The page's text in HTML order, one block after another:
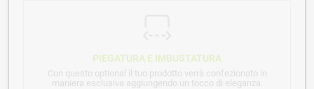
PIEGATURA E IMBUSTATURA
Con questo optional il tuo prodotto verrà confezionato in
maniera esclusiva aggiungendo un tocco di eleganza.